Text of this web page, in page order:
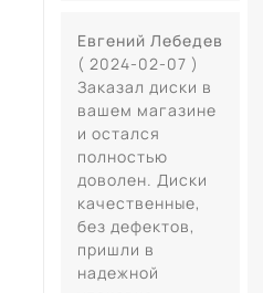
Евгений Лебедев
( 2024-02-07 )
Заказал диски в
вашем магазине
и остался
полностью
доволен. Диски
качественные,
без дефектов,
пришли в
надежной